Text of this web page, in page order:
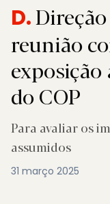
D.
reunião
exposição
do COP
Para avaliar os
assumidos
31 março 2025